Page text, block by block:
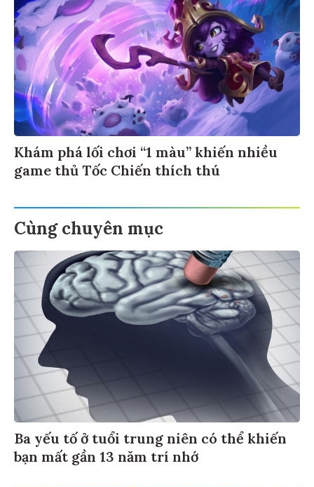
Khám phá lối chơi “1 màu” khiến nhiều
game thủ Tốc Chiến thích thú
Cùng chuyên mục
Ba yếu tố ở tuổi trung niên có thể khiến
bạn mất gần 13 năm trí nhớ